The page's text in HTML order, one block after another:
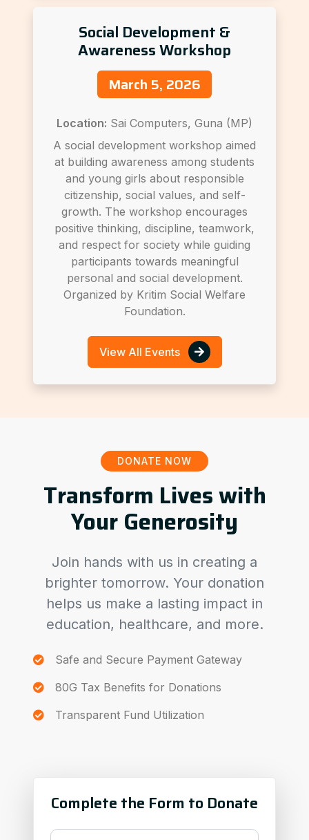
Social Development &
Awareness Workshop
March 5, 2026
Location: Sai Computers, Guna (MP)
A social development workshop aimed
at building awareness among students
and young girls about responsible
citizenship, social values, and self-
growth. The workshop encourages
positive thinking, discipline, teamwork,
and respect for society while guiding
participants towards meaningful
personal and social development.
Organized by Kritim Social Welfare
Foundation.
View All Events
DONATE NOW
Transform Lives with
Your Generosity
Join hands with us in creating a
brighter tomorrow. Your donation
helps us make a lasting impact in
education, healthcare, and more.
Safe and Secure Payment Gateway
80G Tax Benefits for Donations
Transparent Fund Utilization
Complete the Form to Donate